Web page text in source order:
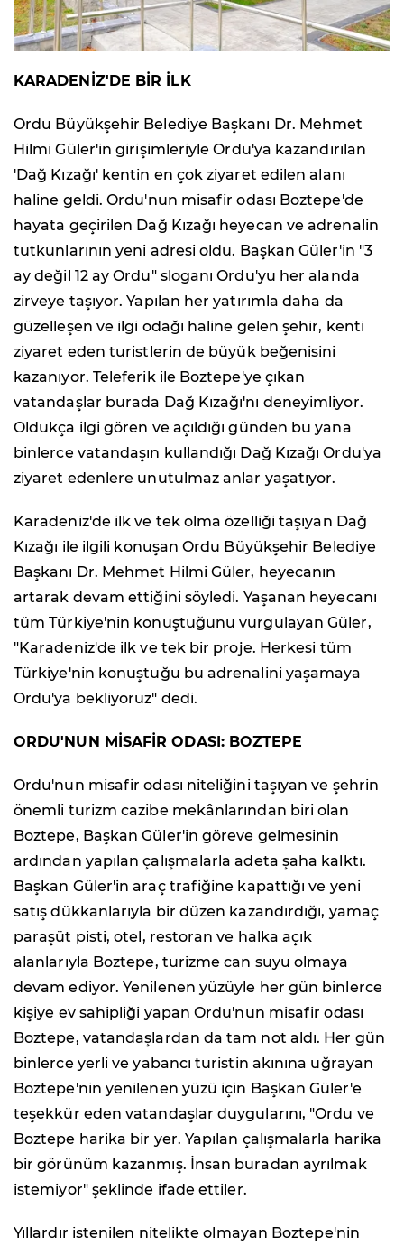
KARADENİZ'DE BİR İLK
Ordu Büyükşehir Belediye Başkanı Dr. Mehmet
Hilmi Güler'in girişimleriyle Ordu'ya kazandırılan
'Dağ Kızağı' kentin en çok ziyaret edilen alanı
haline geldi. Ordu'nun misafir odası Boztepe'de
hayata geçirilen Dağ Kızağı heyecan ve adrenalin
tutkunlarının yeni adresi oldu. Başkan Güler'in "3
ay değil 12 ay Ordu" sloganı Ordu'yu her alanda
zirveye taşıyor. Yapılan her yatırımla daha da
güzelleşen ve ilgi odağı haline gelen şehir, kenti
ziyaret eden turistlerin de büyük beğenisini
kazanıyor. Teleferik ile Boztepe'ye çıkan
vatandaşlar burada Dağ Kızağı'nı deneyimliyor.
Oldukça ilgi gören ve açıldığı günden bu yana
binlerce vatandaşın kullandığı Dağ Kızağı Ordu'ya
ziyaret edenlere unutulmaz anlar yaşatıyor.
Karadeniz'de ilk ve tek olma özelliği taşıyan Dağ
Kızağı ile ilgili konuşan Ordu Büyükşehir Belediye
Başkanı Dr. Mehmet Hilmi Güler, heyecanın
artarak devam ettiğini söyledi. Yaşanan heyecanı
tüm Türkiye'nin konuştuğunu vurgulayan Güler,
"Karadeniz'de ilk ve tek bir proje. Herkesi tüm
Türkiye'nin konuştuğu bu adrenalini yaşamaya
Ordu'ya bekliyoruz" dedi.
ORDU'NUN MİSAFİR ODASI: BOZTEPE
Ordu'nun misafir odası niteliğini taşıyan ve şehrin
önemli turizm cazibe mekânlarından biri olan
Boztepe, Başkan Güler'in göreve gelmesinin
ardından yapılan çalışmalarla adeta şaha kalktı.
Başkan Güler'in araç trafiğine kapattığı ve yeni
satış dükkanlarıyla bir düzen kazandırdığı, yamaç
paraşüt pisti, otel, restoran ve halka açık
alanlarıyla Boztepe, turizme can suyu olmaya
devam ediyor. Yenilenen yüzüyle her gün binlerce
kişiye ev sahipliği yapan Ordu'nun misafir odası
Boztepe, vatandaşlardan da tam not aldı. Her gün
binlerce yerli ve yabancı turistin akınına uğrayan
Boztepe'nin yenilenen yüzü için Başkan Güler'e
teşekkür eden vatandaşlar duygularını, "Ordu ve
Boztepe harika bir yer. Yapılan çalışmalarla harika
bir görünüm kazanmış. İnsan buradan ayrılmak
istemiyor" şeklinde ifade ettiler.
Yıllardır istenilen nitelikte olmayan Boztepe'nin